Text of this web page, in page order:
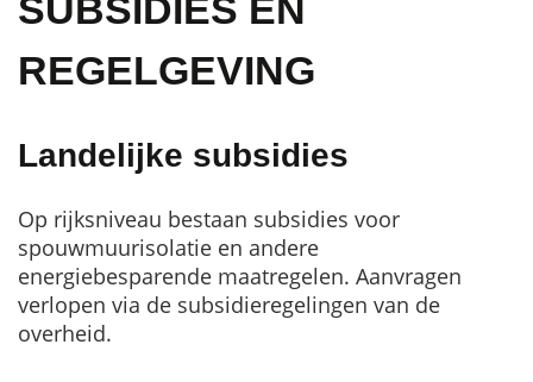
SUBSIDIES EN
REGELGEVING
Landelijke subsidies
Op rijksniveau bestaan subsidies voor
spouwmuurisolatie en andere
energiebesparende maatregelen. Aanvragen
verlopen via de subsidieregelingen van de
overheid.